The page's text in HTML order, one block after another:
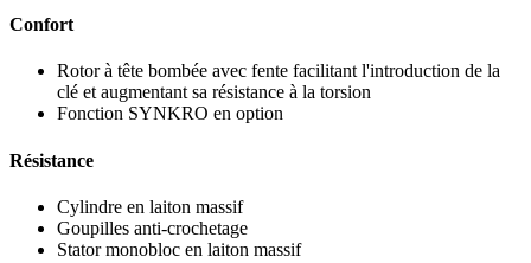
Confort
Rotor à tête bombée avec fente facilitant l'introduction de la
clé et augmentant sa résistance à la torsion
Fonction SYNKRO en option
Résistance
Cylindre en laiton massif
Goupilles anti-crochetage
Stator monobloc en laiton massif